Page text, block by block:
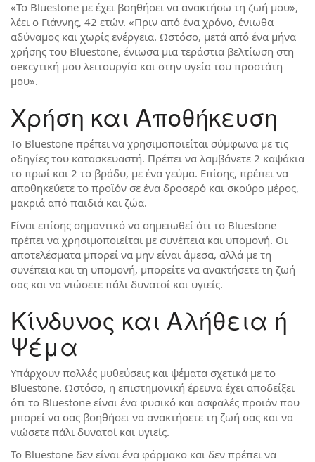
«Το Bluestone με έχει βοηθήσει να ανακτήσω τη ζωή μου»,
λέει ο Γιάννης, 42 ετών. «Πριν από ένα χρόνο, ένιωθα
αδύναμος και χωρίς ενέργεια. Ωστόσο, μετά από ένα μήνα
χρήσης του Bluestone, ένιωσα μια τεράστια βελτίωση στη
σексуτική μου λειτουργία και στην υγεία του προστάτη
μου».
Χρήση και Αποθήκευση
Το Bluestone πρέπει να χρησιμοποιείται σύμφωνα με τις
οδηγίες του κατασκευαστή. Πρέπει να λαμβάνετε 2 καψάκια
το πρωί και 2 το βράδυ, με ένα γεύμα. Επίσης, πρέπει να
αποθηκεύετε το προϊόν σε ένα δροσερό και σκούρο μέρος,
μακριά από παιδιά και ζώα.
Είναι επίσης σημαντικό να σημειωθεί ότι το Bluestone
πρέπει να χρησιμοποιείται με συνέπεια και υπομονή. Οι
αποτελέσματα μπορεί να μην είναι άμεσα, αλλά με τη
συνέπεια και τη υπομονή, μπορείτε να ανακτήσετε τη ζωή
σας και να νιώσετε πάλι δυνατοί και υγιείς.
Κίνδυνος και Αλήθεια ή
Ψέμα
Υπάρχουν πολλές μυθεύσεις και ψέματα σχετικά με το
Bluestone. Ωστόσο, η επιστημονική έρευνα έχει αποδείξει
ότι το Bluestone είναι ένα φυσικό και ασφαλές προϊόν που
μπορεί να σας βοηθήσει να ανακτήσετε τη ζωή σας και να
νιώσετε πάλι δυνατοί και υγιείς.
Το Bluestone δεν είναι ένα φάρμακο και δεν πρέπει να